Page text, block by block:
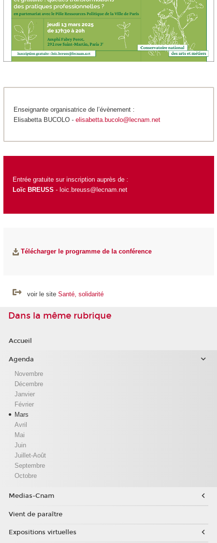
Enseignante organisatrice de l’évènement :
Elisabetta BUCOLO - elisabetta.bucolo@lecnam.net
Entrée gratuite sur inscription auprès de :
Loïc BREUSS - loic.breuss@lecnam.net
Télécharger le programme de la conférence
voir le site Santé, solidarité
Dans la même rubrique
Accueil
Agenda
Novembre
Décembre
Janvier
Février
Mars
Avril
Mai
Juin
Juillet-Août
Septembre
Octobre
Medias-Cnam
Vient de paraître
Expositions virtuelles